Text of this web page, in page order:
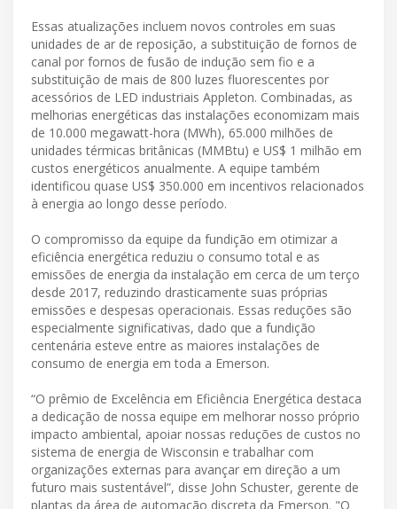
Essas atualizações incluem novos controles em suas
unidades de ar de reposição, a substituição de fornos de
canal por fornos de fusão de indução sem fio e a
substituição de mais de 800 luzes fluorescentes por
acessórios de LED industriais Appleton. Combinadas, as
melhorias energéticas das instalações economizam mais
de 10.000 megawatt-hora (MWh), 65.000 milhões de
unidades térmicas britânicas (MMBtu) e US$ 1 milhão em
custos energéticos anualmente. A equipe também
identificou quase US$ 350.000 em incentivos relacionados
à energia ao longo desse período.
O compromisso da equipe da fundição em otimizar a
eficiência energética reduziu o consumo total e as
emissões de energia da instalação em cerca de um terço
desde 2017, reduzindo drasticamente suas próprias
emissões e despesas operacionais. Essas reduções são
especialmente significativas, dado que a fundição
centenária esteve entre as maiores instalações de
consumo de energia em toda a Emerson.
“O prêmio de Excelência em Eficiência Energética destaca
a dedicação de nossa equipe em melhorar nosso próprio
impacto ambiental, apoiar nossas reduções de custos no
sistema de energia de Wisconsin e trabalhar com
organizações externas para avançar em direção a um
futuro mais sustentável”, disse John Schuster, gerente de
plantas da área de automação discreta da Emerson. "O